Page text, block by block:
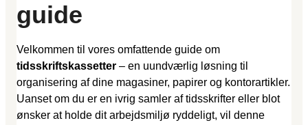
guide
Velkommen til vores omfattende guide om
tidsskriftskassetter – en uundværlig løsning til
organisering af dine magasiner, papirer og kontorartikler.
Uanset om du er en ivrig samler af tidsskrifter eller blot
ønsker at holde dit arbejdsmiljø ryddeligt, vil denne